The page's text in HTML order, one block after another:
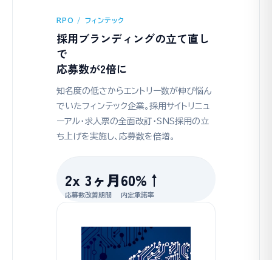
RPO / フィンテック
採用ブランディングの立て直し
で
応募数が2倍に
知名度の低さからエントリー数が伸び悩ん
でいたフィンテック企業。採用サイトリニュ
ーアル・求人票の全面改訂・SNS採用の立
ち上げを実施し、応募数を倍増。
2x
応募数
3ヶ月
改善期間
60%↑
内定承諾率